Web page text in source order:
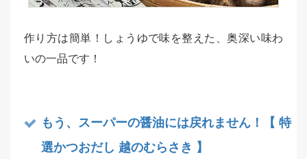
作り方は簡単！しょうゆで味を整えた、奥深い味わ
いの一品です！
もう、スーパーの醤油には戻れません！【 特
選かつおだし 越のむらさき 】